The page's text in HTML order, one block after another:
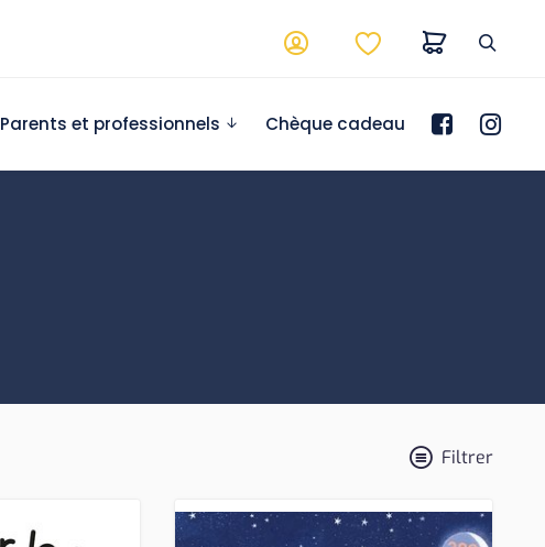
Parents et professionnels Chèque cadeau
Filtrer